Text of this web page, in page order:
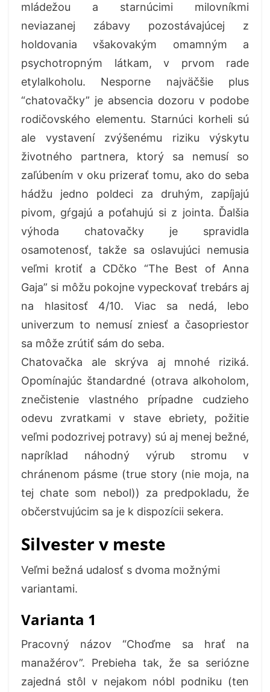
mládežou a starnúcimi milovníkmi
neviazanej zábavy pozostávajúcej z
holdovania všakovakým omamným a
psychotropným látkam, v prvom rade
etylalkoholu. Nesporne najväčšie plus
“chatovačky” je absencia dozoru v podobe
rodičovského elementu. Starnúci korheli sú
ale vystavení zvýšenému riziku výskytu
životného partnera, ktorý sa nemusí so
zaľúbením v oku prizerať tomu, ako do seba
hádžu jedno poldeci za druhým, zapíjajú
pivom, gŕgajú a poťahujú si z jointa. Ďalšia
výhoda chatovačky je spravidla
osamotenosť, takže sa oslavujúci nemusia
veľmi krotiť a CDčko “The Best of Anna
Gaja” si môžu pokojne vypeckovať trebárs aj
na hlasitosť 4/10. Viac sa nedá, lebo
univerzum to nemusí zniesť a časopriestor
sa môže zrútiť sám do seba.
Chatovačka ale skrýva aj mnohé riziká.
Opomínajúc štandardné (otrava alkoholom,
znečistenie vlastného prípadne cudzieho
odevu zvratkami v stave ebriety, požitie
veľmi podozrivej potravy) sú aj menej bežné,
napríklad náhodný výrub stromu v
chránenom pásme (true story (nie moja, na
tej chate som nebol)) za predpokladu, že
občerstvujúcim sa je k dispozícii sekera.
Silvester v meste
Veľmi bežná udalosť s dvoma možnými
variantami.
Varianta 1
Pracovný názov “Choďme sa hrať na
manažérov”. Prebieha tak, že sa seriózne
zajedná stôl v nejakom nóbl podniku (ten